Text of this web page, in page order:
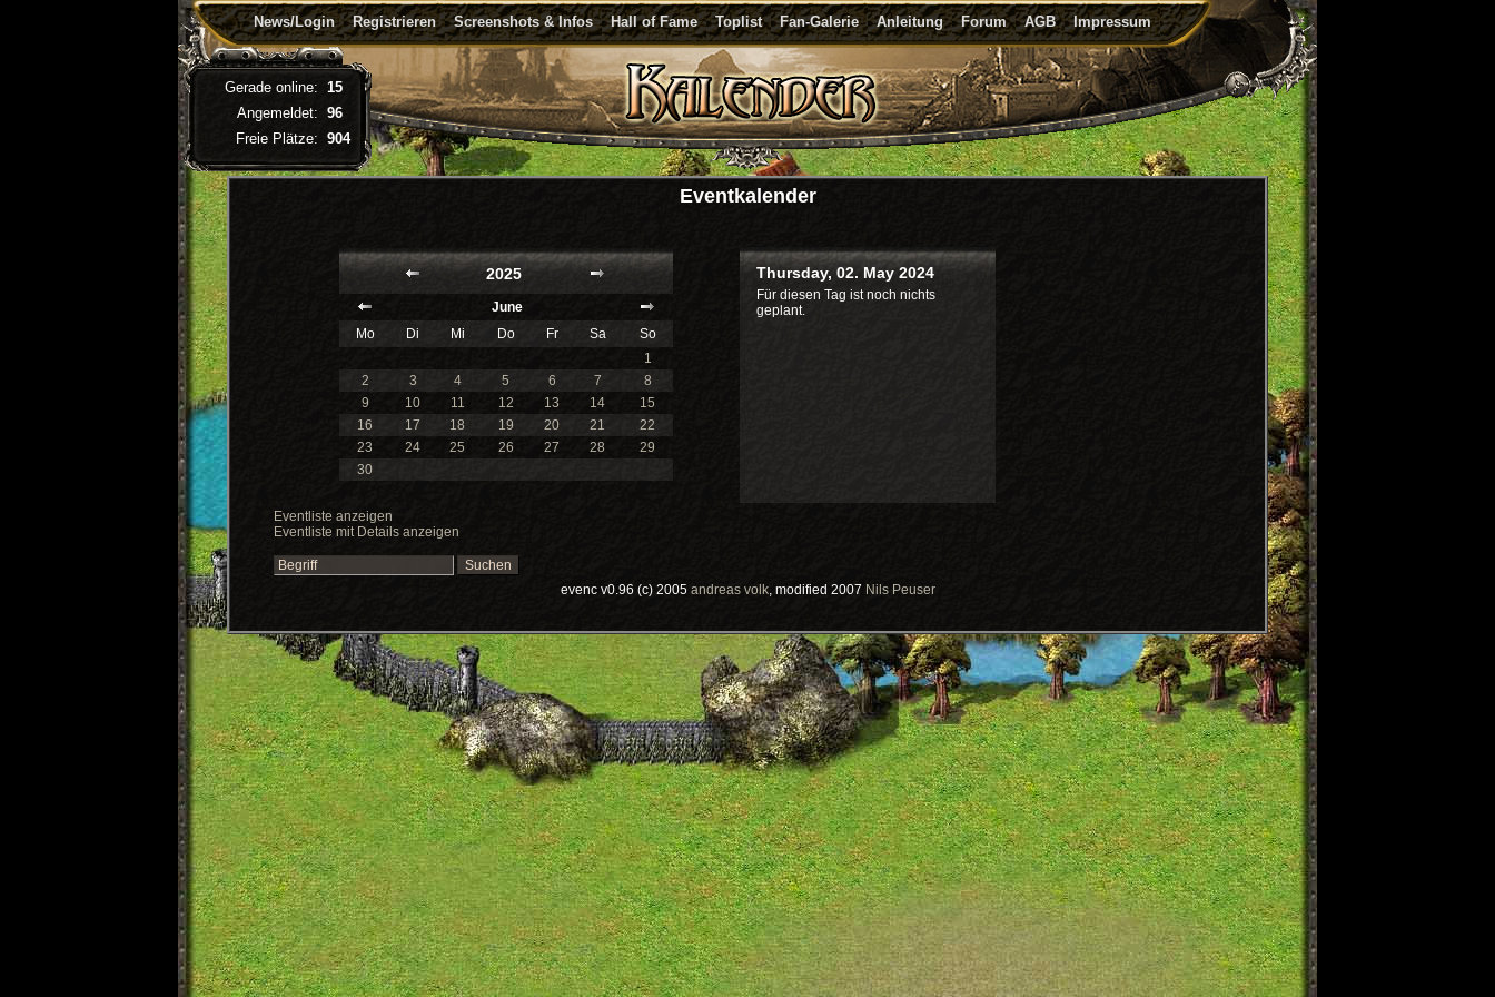
News/Login Registrieren Screenshots & Infos Hall of Fame Toplist Fan-Galerie Anleitung Forum AGB Impressum
Eventkalender
2025
June
Mo
Di Mi Do Fr Sa
So
1
2
3 4 5 6 7
8
9
10 11 12 13 14
15
16
17 18 19 20 21
22
23
24 25 26 27 28
29
30
Eventliste anzeigen
Eventliste mit Details anzeigen
Thursday, 02. May 2024
Für diesen Tag ist noch nichts
geplant.
evenc v0.96 (c) 2005 andreas volk, modified 2007 Nils Peuser
Gerade online: 15
Angemeldet: 96
Freie Plätze: 904